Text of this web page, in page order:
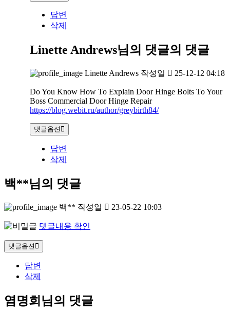
답변
삭제
Linette Andrews님의 댓글의 댓글
Linette Andrews 작성일 25-12-12 04:18
Do You Know How To Explain Door Hinge Bolts To Your
Boss Commercial Door Hinge Repair
https://blog.webit.ru/author/greybirth84/
댓글옵션
답변
삭제
백**님의 댓글
백** 작성일 23-05-22 10:03
댓글내용 확인
댓글옵션
답변
삭제
염명희님의 댓글